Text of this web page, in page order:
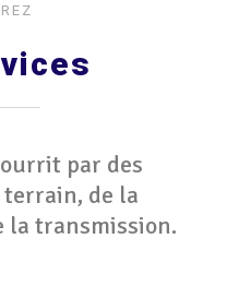
par des
de la
la transmission.